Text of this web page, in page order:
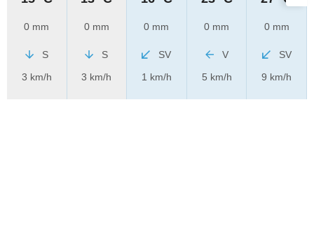
0 mm
S
3 km/h
0 mm
S
3 km/h
0 mm
SV
1 km/h
0 mm
V
5 km/h
0 mm
SV
9 km/h